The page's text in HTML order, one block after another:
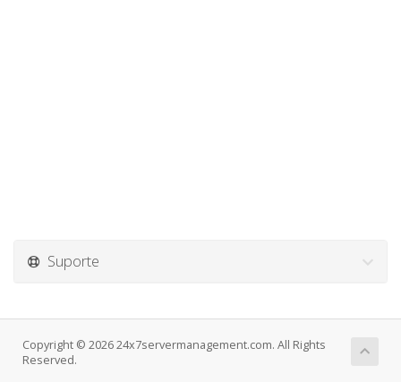
Suporte
Copyright © 2026 24x7servermanagement.com. All Rights
Reserved.